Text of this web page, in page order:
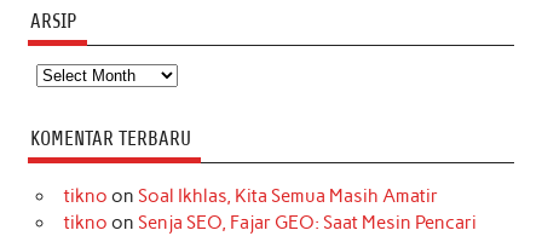
ARSIP
Arsip
KOMENTAR TERBARU
tikno on Soal Ikhlas, Kita Semua Masih Amatir
tikno on Senja SEO, Fajar GEO: Saat Mesin Pencari